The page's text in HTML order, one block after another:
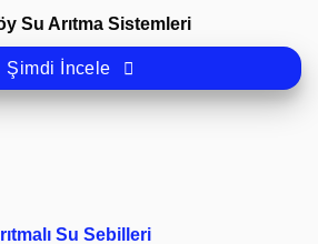
Su Arıtma Sistemleri
Şimdi İncele
Su Sebilleri